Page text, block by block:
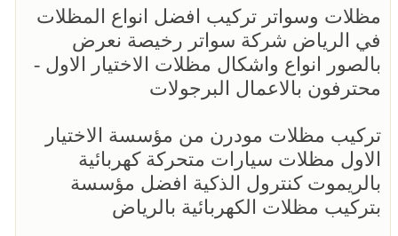
مظلات وسواتر تركيب افضل انواع المظلات
في الرياض شركة سواتر رخيصة نعرض
بالصور انواع واشكال مظلات الاختيار الاول -
محترفون بالاعمال البرجولات
تركيب مظلات مودرن من مؤسسة الاختيار
الاول مظلات سيارات متحركة كهربائية
بالريموت كنترول الذكية افضل مؤسسة
بتركيب مظلات الكهربائية بالرياض